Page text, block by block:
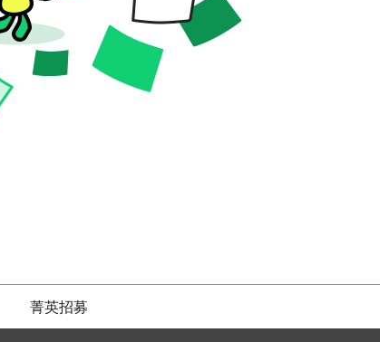
菁英招募